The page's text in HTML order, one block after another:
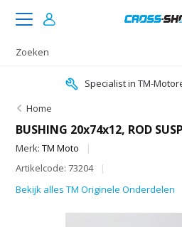
Specialist in TM-
Home
BUSHING 20x74x12, ROD
Merk:TM Moto
Artikelcode: 73204
Bekijk alles TM Originele Onderdelen